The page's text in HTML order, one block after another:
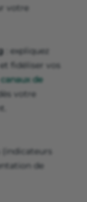
votre
: expliquez
fidéliser vos
canaux de
votre
(indicateurs
de